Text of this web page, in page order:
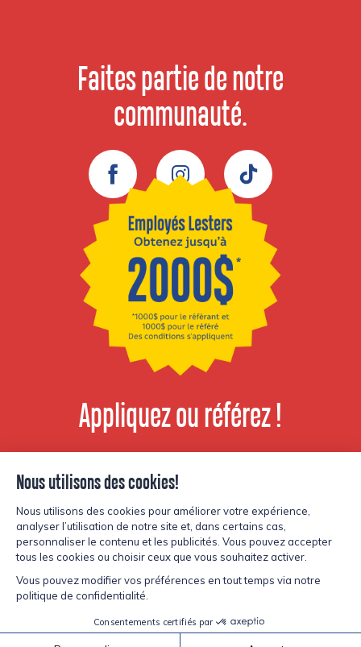
Faites partie de notre
communauté.
Facebook Instagram TikTok
Appliquez ou référez !
Voir les postes
disponibles
© Copyright Lesters 2026Politique de confidentialitéSite parKryzalid